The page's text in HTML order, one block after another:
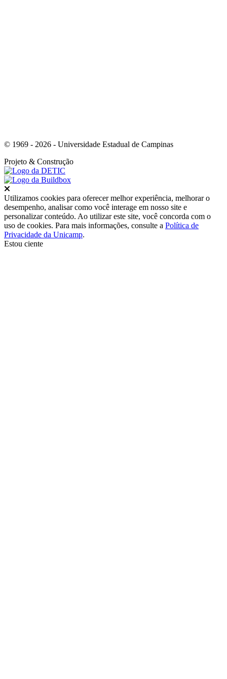
© 1969 - 2026 - Universidade Estadual de Campinas
Projeto & Construção
Utilizamos cookies para oferecer melhor experiência, melhorar o
desempenho, analisar como você interage em nosso site e
personalizar conteúdo. Ao utilizar este site, você concorda com o
uso de cookies. Para mais informações, consulte a Política de
Privacidade da Unicamp.
Estou ciente